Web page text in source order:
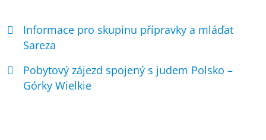
Informace pro skupinu přípravky a mláďat
Sareza
Pobytový zájezd spojený s judem Polsko –
Górky Wielkie